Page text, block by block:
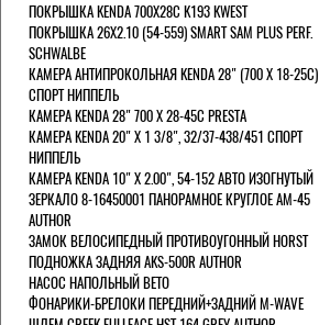
ПОКРЫШКА KENDA 700Х28С K193 KWEST
ПОКРЫШКА 26X2.10 (54-559) SMART SAM PLUS PERF.
SCHWALBE
КАМЕРА АНТИПРОКОЛЬНАЯ KENDA 28" (700 Х 18-25C)
СПОРТ НИППЕЛЬ
КАМЕРА KENDA 28" 700 Х 28-45С PRESTA
КАМЕРА KENDA 20" Х 1 3/8", 32/37-438/451 СПОРТ
НИППЕЛЬ
КАМЕРА KENDA 10" Х 2.00", 54-152 АВТО ИЗОГНУТЫЙ
ЗЕРКАЛО 8-16450001 ПАНОРАМНОЕ КРУГЛОЕ AM-45
AUTHOR
ЗАМОК ВЕЛОСИПЕДНЫЙ ПРОТИВОУГОННЫЙ HORST
ПОДНОЖКА ЗАДНЯЯ AKS-500R AUTHOR
НАСОС НАПОЛЬНЫЙ BETO
ФОНАРИКИ-БРЕЛОКИ ПЕРЕДНИЙ+ЗАДНИЙ M-WAVE